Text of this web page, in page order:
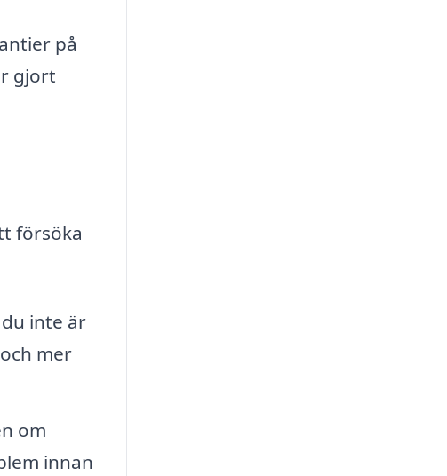
på
gjort
försöka
inte är
mer
om
innan